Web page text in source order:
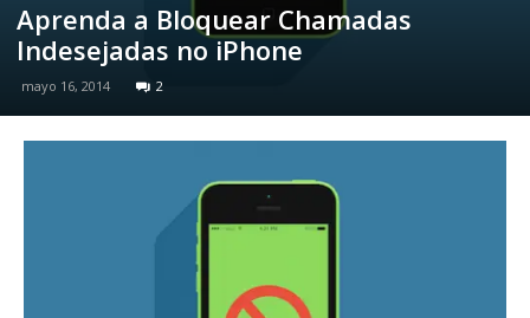
Aprenda a Bloquear Chamadas
Indesejadas no iPhone
mayo 16, 2014 2